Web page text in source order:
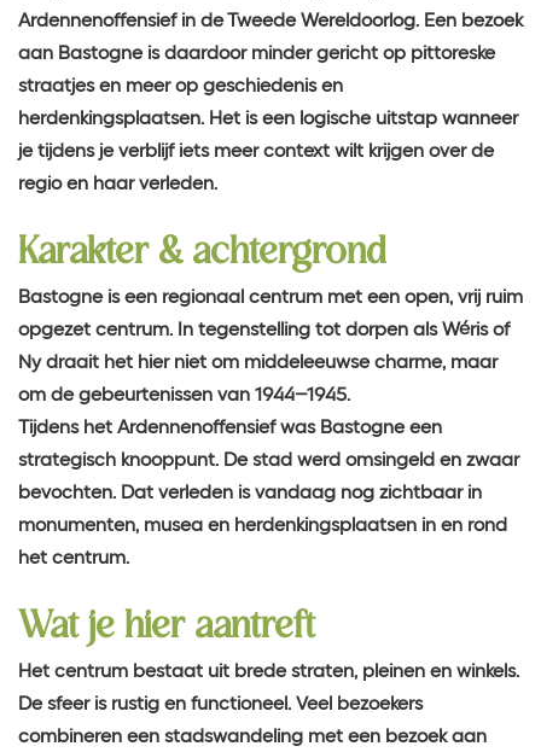
Ardennenoffensief in de Tweede Wereldoorlog. Een bezoek
aan Bastogne is daardoor minder gericht op pittoreske
straatjes en meer op geschiedenis en
herdenkingsplaatsen. Het is een logische uitstap wanneer
je tijdens je verblijf iets meer context wilt krijgen over de
regio en haar verleden.
Karakter & achtergrond
Bastogne is een regionaal centrum met een open, vrij ruim
opgezet centrum. In tegenstelling tot dorpen als Wéris of
Ny draait het hier niet om middeleeuwse charme, maar
om de gebeurtenissen van 1944–1945.
Tijdens het Ardennenoffensief was Bastogne een
strategisch knooppunt. De stad werd omsingeld en zwaar
bevochten. Dat verleden is vandaag nog zichtbaar in
monumenten, musea en herdenkingsplaatsen in en rond
het centrum.
Wat je hier aantreft
Het centrum bestaat uit brede straten, pleinen en winkels.
De sfeer is rustig en functioneel. Veel bezoekers
combineren een stadswandeling met een bezoek aan